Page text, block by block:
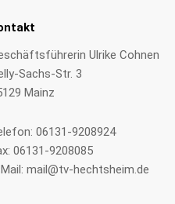
Ulrike Cohnen
Sachs-Str. 3
Mainz
06131-9208924
06131-9208085
mail@tv-hechtsheim.de